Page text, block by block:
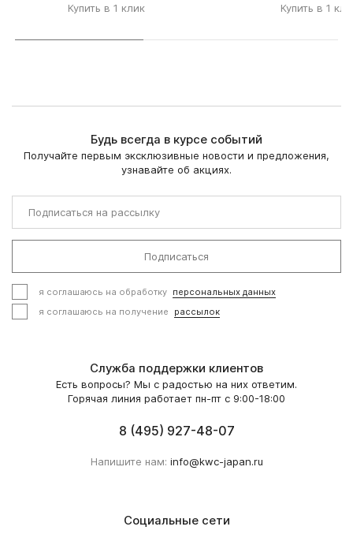
Купить в 1 клик Купить в 1
Будь всегда в курсе событий
Получайте первым эксклюзивные новости и предложения,
узнавайте об акциях.
Подписаться
я соглашаюсь на обработку персональных данных
я соглашаюсь на получение
рассылок
Служба поддержки клиентов
Есть вопросы? Мы с радостью на них ответим.
Горячая линия работает пн-пт с 9:00-18:00
8 (495) 927-48-07
Напишите нам: info@kwc-japan.ru
Социальные сети